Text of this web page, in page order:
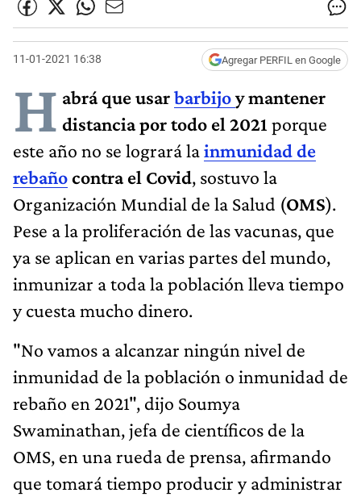
11-01-2021 16:38 Agregar PERFIL en Google
H abrá que usarbarbijoy mantener
distancia por todo el 2021 porque
este año no se logrará lainmunidad de
rebañocontra el Covid, sostuvo la
Organización Mundial de la Salud (OMS).
Pese a la proliferación de las vacunas, que
ya se aplican en varias partes del mundo,
inmunizar a toda la población lleva tiempo
y cuesta mucho dinero.
"No vamos a alcanzar ningún nivel de
inmunidad de la población o inmunidad de
rebaño en 2021", dijo Soumya
Swaminathan, jefa de científicos de la
OMS, en una rueda de prensa, afirmando
que tomará tiempo producir y administrar